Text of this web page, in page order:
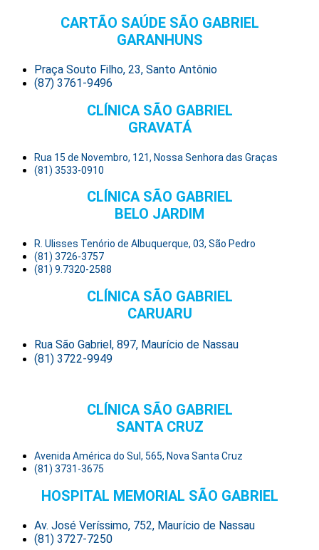
CARTÃO SAÚDE SÃO GABRIEL
GARANHUNS
Praça Souto Filho, 23, Santo Antônio
(87) 3761-9496
CLÍNICA SÃO GABRIEL
GRAVATÁ
Rua 15 de Novembro, 121, Nossa Senhora das Graças
(81) 3533-0910
CLÍNICA SÃO GABRIEL
BELO JARDIM
R. Ulisses Tenório de Albuquerque, 03, São Pedro
(81) 3726-3757
(81) 9.7320-2588
CLÍNICA SÃO GABRIEL
CARUARU
Rua São Gabriel, 897, Maurício de Nassau
(81) 3722-9949
CLÍNICA SÃO GABRIEL
SANTA CRUZ
Avenida América do Sul, 565, Nova Santa Cruz
(81) 3731-3675
HOSPITAL MEMORIAL SÃO GABRIEL
Av. José Veríssimo, 752, Maurício de Nassau
(81) 3727-7250